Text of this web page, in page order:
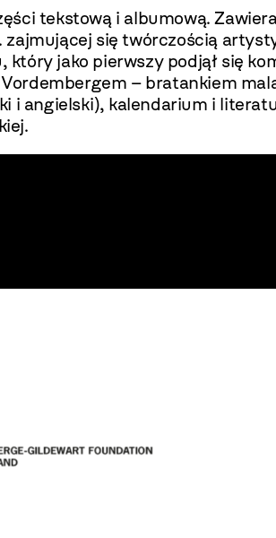
tekstową i albumową.
się twórczością
jako pierwszy podjął się
– bratankiem
i angielski), kalendarium i